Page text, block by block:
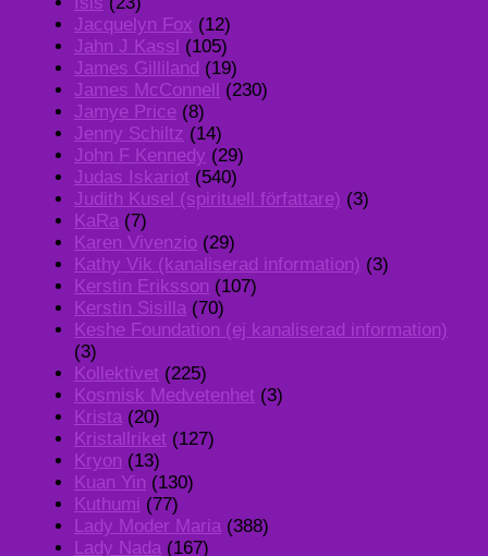
Jacquelyn Fox (12)
Jahn J Kassl (105)
James Gilliland (19)
James McConnell (230)
Jamye Price (8)
Jenny Schiltz (14)
John F Kennedy (29)
Judas Iskariot (540)
Judith Kusel (spirituell författare) (3)
KaRa (7)
Karen Vivenzio (29)
Kathy Vik (kanaliserad information) (3)
Kerstin Eriksson (107)
Kerstin Sisilla (70)
Keshe Foundation (ej kanaliserad information)
(3)
Kollektivet (225)
Kosmisk Medvetenhet (3)
Krista (20)
Kristallriket (127)
Kryon (13)
Kuan Yin (130)
Kuthumi (77)
Lady Moder Maria (388)
Lady Nada (167)